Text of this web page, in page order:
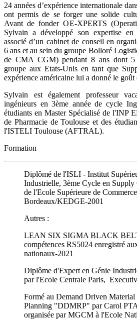
24 années d’expérience internationale
ont permis de se forger une solide
Avant de fonder OE-XPERTS
Sylvain a développé son expertise
associé d’un cabinet de conseil en
6 ans et au sein du groupe Bolloré
de CMA CGM) pendant 8 ans dont 5
groupe aux Etats-Unis en tant que
expérience américaine lui a donné le goût
Sylvain est également professeur
ingénieurs en 3ème année de cycle
étudiants en Master Spécialisé de l'INP
de Pharmacie de Toulouse et des
l'ISTELI Toulouse (AFTRAL).
Formation
Diplômé de l'ISLI - Institut
Industrielle, 3ème Cycle en Supply
de l'Ecole Supérieure de
Bordeaux/KEDGE-2001
Autres :
LEAN SIX SIGMA BLACK
compétences RS5024 enregistré
nationaux-2021
Diplôme d'Expert en Génie
par l'Ecole Centrale Paris,
Formé au Demand Driven Material
Planning "DDMRP" par Carol
organisée par MGCM à l'Ecole